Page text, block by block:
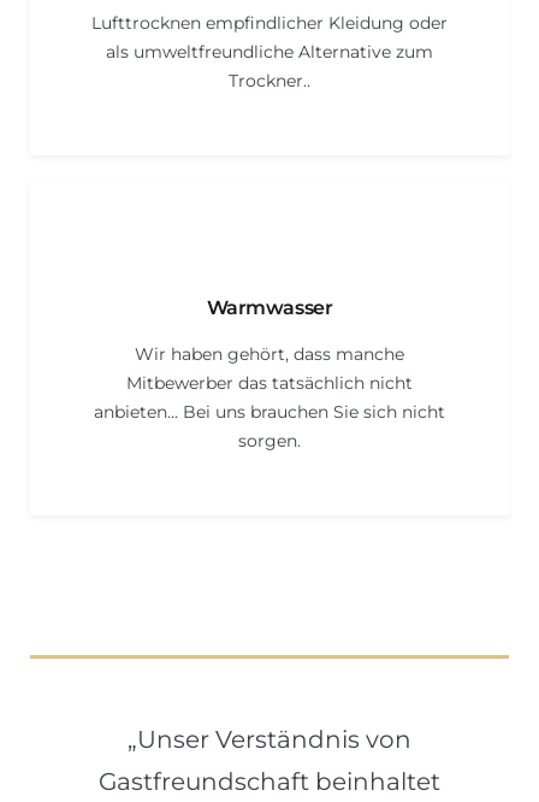
Lufttrocknen empfindlicher Kleidung oder
als umweltfreundliche Alternative zum
Trockner..
Warmwasser
Wir haben gehört, dass manche
Mitbewerber das tatsächlich nicht
anbieten… Bei uns brauchen Sie sich nicht
sorgen.
„Unser Verständnis von
Gastfreundschaft beinhaltet